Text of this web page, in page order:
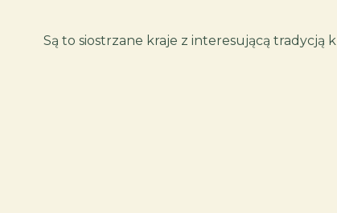
Są to siostrzane kraje z interesującą tradycją